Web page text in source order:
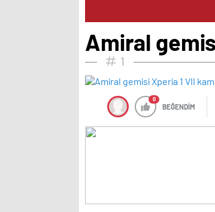
Amiral
1
0
BEĞENDİM